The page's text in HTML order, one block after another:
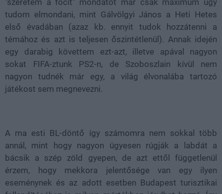
"szeretem a focit" mondatot már csak maximum úgy
tudom elmondani, mint Gálvölgyi János a Heti Hetes
első évadában (azaz kb. ennyit tudok hozzátenni a
témához és azt is teljesen őszintétlenül). Annak idején
egy darabig követtem ezt-azt, illetve apával nagyon
sokat FIFA-ztunk PS2-n, de Szoboszlain kívül nem
nagyon tudnék már egy, a világ élvonalába tartozó
játékost sem megnevezni.
A ma esti BL-döntő így számomra nem sokkal több
annál, mint hogy nagyon ügyesen rúgják a labdát a
bácsik a szép zöld gyepen, de azt ettől függetlenül
érzem, hogy mekkora jelentősége van egy ilyen
eseménynek és az adott esetben Budapest turisztikai